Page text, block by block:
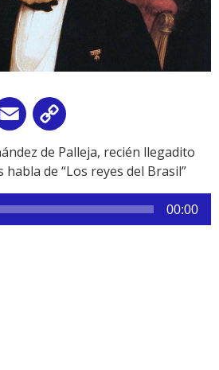
Email
Link
de Palleja, recién llegadito
de “Los reyes del Brasil”
00:00